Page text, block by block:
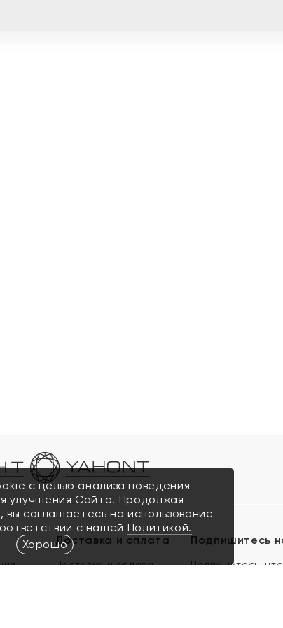
Доставка и оплата
Доставка и оплата
Подпишитесь
Подпишитесь,
с целью анализа поведения
улучшения Сайта. Продолжая
вы соглашаетесь на использование
с нашей Политикой.
Хорошо